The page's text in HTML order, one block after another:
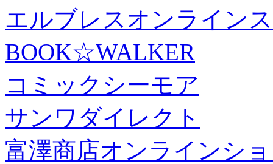
エルブレスオンライン
BOOK☆WALKER
コミックシーモア
サンワダイレクト
富澤商店オンラインシ